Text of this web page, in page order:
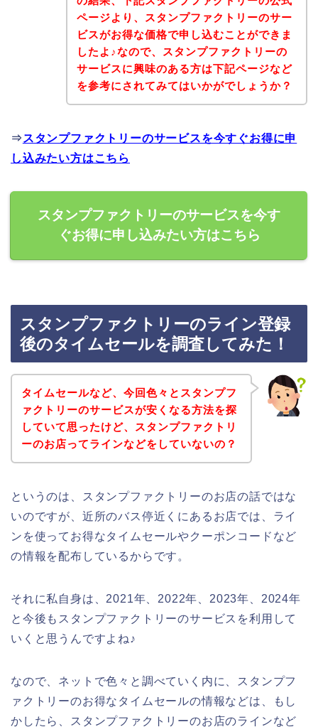
ページより、スタンプファクトリーのサー
ビスがお得な価格で申し込むことができま
したよ♪なので、スタンプファクトリーの
サービスに興味のある方は下記ページなど
を参考にされてみてはいかがでしょうか？
⇒ スタンプファクトリーのサービスを今すぐお得に申
し込みたい方はこちら
スタンプファクトリーのサービスを今す
ぐお得に申し込みたい方はこちら
スタンプファクトリーのライン登録
後のタイムセールを調査してみた！
タイムセールなど、今回色々とスタンプフ
ァクトリーのサービスが安くなる方法を探
していて思ったけど、スタンプファクトリ
ーのお店ってラインなどをしていないの？
というのは、スタンプファクトリーのお店の話ではな
いのですが、近所のバス停近くにあるお店では、ライ
ンを使ってお得なタイムセールやクーポンコードなど
の情報を配布しているからです。
それに私自身は、2021年、2022年、2023年、2024年
と今後もスタンプファクトリーのサービスを利用して
いくと思うんですよね♪
なので、ネットで色々と調べていく内に、スタンプフ
ァクトリーのお得なタイムセールの情報などは、もし
かしたら、スタンプファクトリーのお店のラインなど